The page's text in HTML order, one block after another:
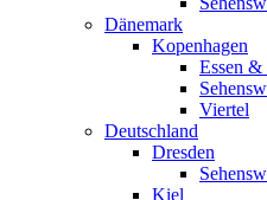
Dänemark
Kopenhagen
Essen &
Viertel
Deutschland
Dresden
Kiel